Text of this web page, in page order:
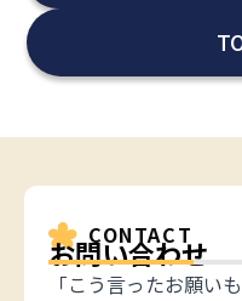
CONTACT
お問い合わせ
「こう言ったお願い